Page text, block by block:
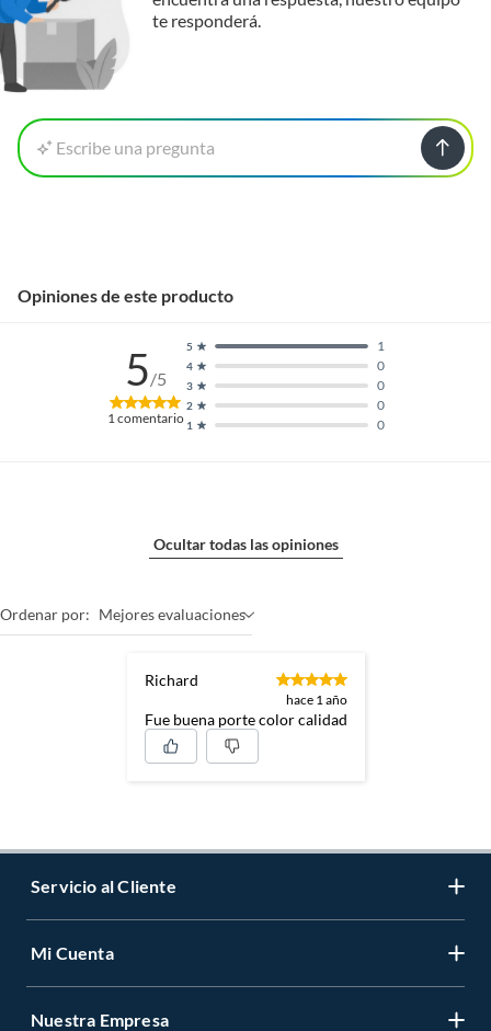
te responderá.
Escribe una pregunta
Opiniones de este producto
5/5
1comentario 1 0
2 0
3 0
4 0
5 1
Ocultar todas las opiniones
Ordenar por: Mejores evaluaciones
Richard
hace 1 año
Fue buena porte color calidad
Servicio al Cliente
Contáctanos
Mi Cuenta
Registrate
Nuestra Empresa